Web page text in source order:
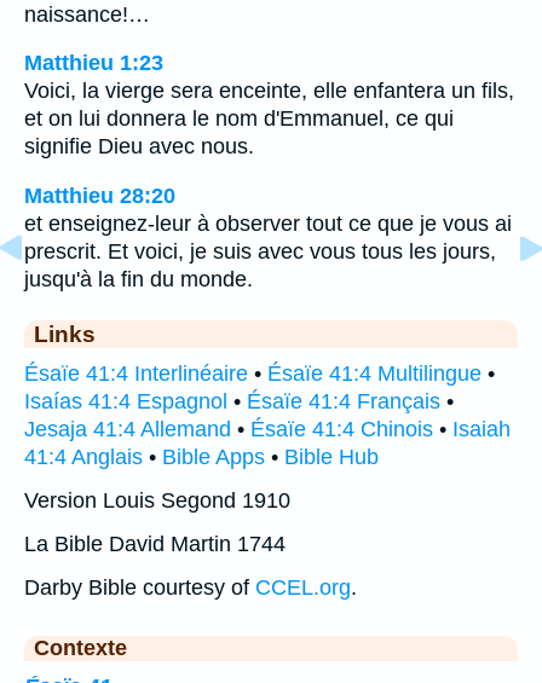
naissance!…
Matthieu 1:23
Voici, la vierge sera enceinte, elle enfantera un fils,
et on lui donnera le nom d'Emmanuel, ce qui
signifie Dieu avec nous.
Matthieu 28:20
et enseignez-leur à observer tout ce que je vous ai
prescrit. Et voici, je suis avec vous tous les jours,
jusqu'à la fin du monde.
Links
Ésaïe 41:4 Interlinéaire • Ésaïe 41:4 Multilingue •
Isaías 41:4 Espagnol • Ésaïe 41:4 Français •
Jesaja 41:4 Allemand • Ésaïe 41:4 Chinois • Isaiah
41:4 Anglais • Bible Apps • Bible Hub
Version Louis Segond 1910
La Bible David Martin 1744
Darby Bible courtesy of CCEL.org.
Contexte